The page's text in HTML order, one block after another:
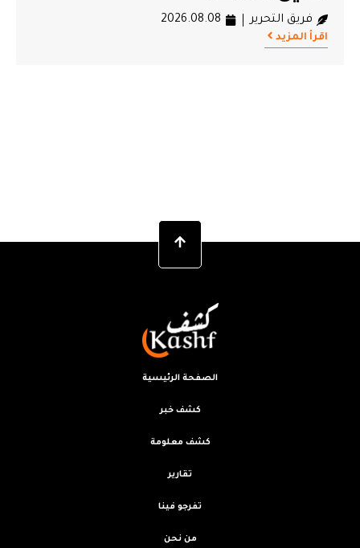
فريق التحرير 2026.08.08
اقرأ المزيد
الصفحة الرئيسية
كشف خبر
كشف معلومة
تقارير
تفرجو فينا
من نحن